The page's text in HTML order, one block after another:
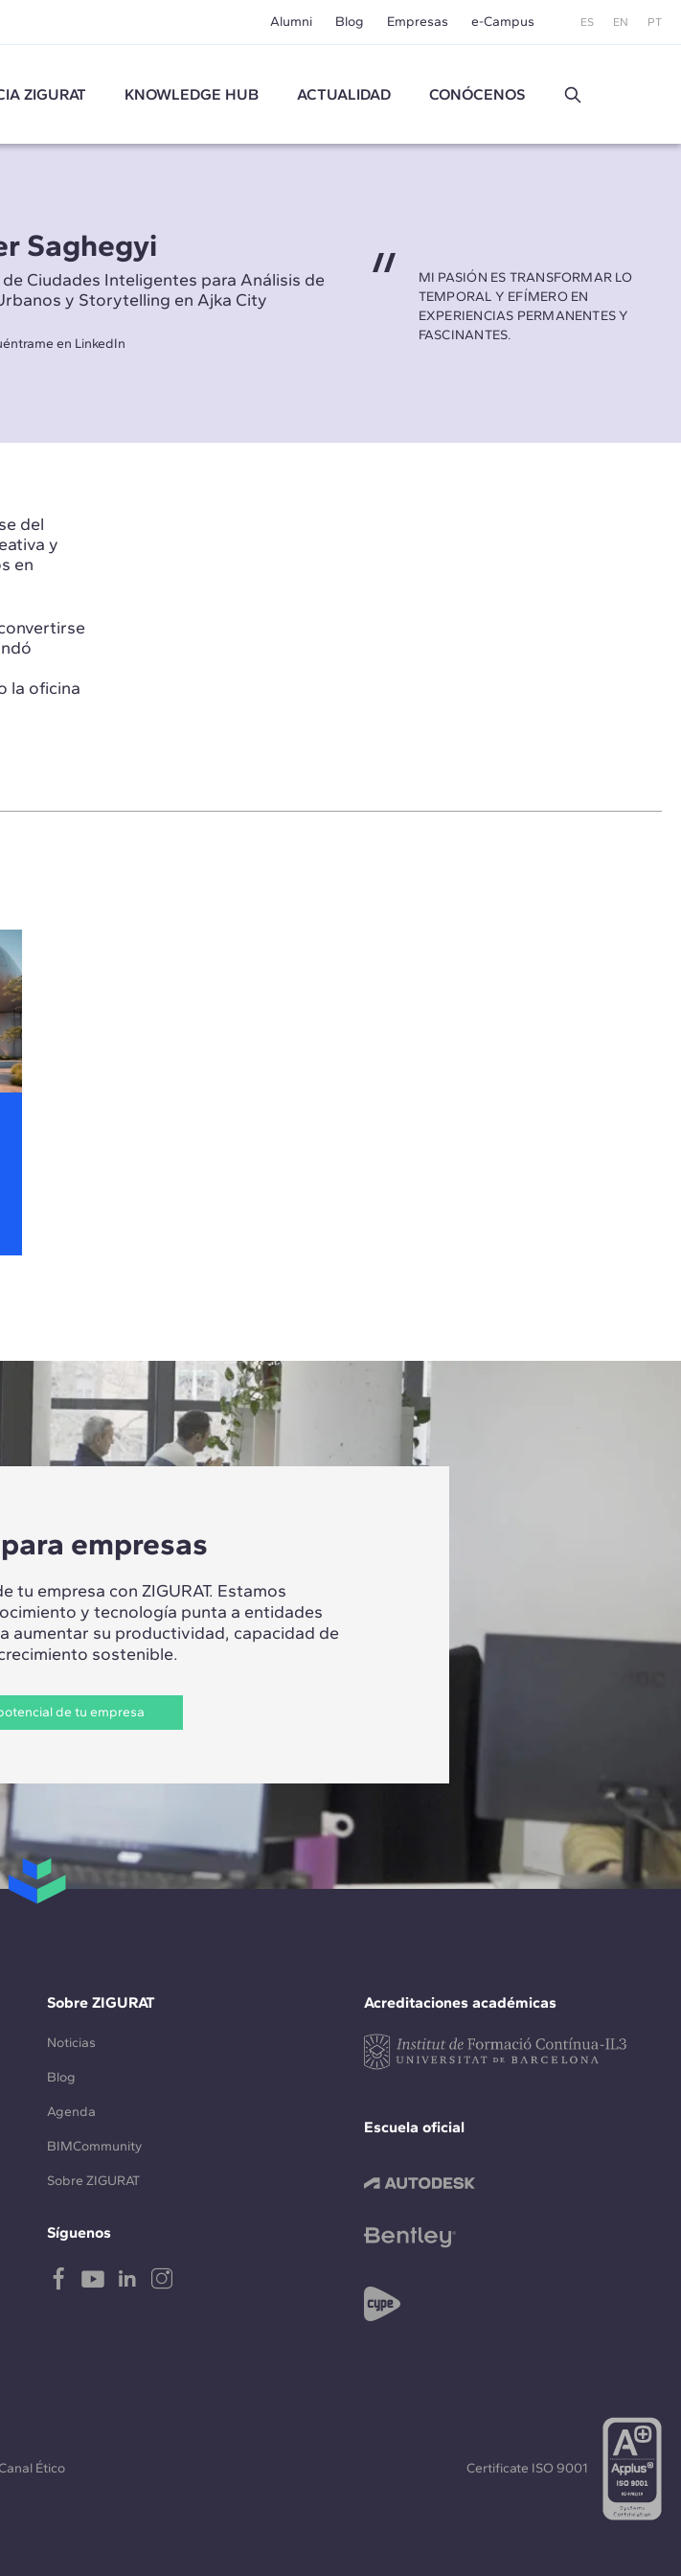
Alumni Blog Empresas e-Campus ES EN PT
ZIGURAT KNOWLEDGE HUB ACTUALIDAD CONÓCENOS
Saghegyi
Ciudades Inteligentes para Análisis de
y Storytelling en Ajka City
en LinkedIn
MI PASIÓN ES TRANSFORMAR LO
TEMPORAL Y EFÍMERO EN
EXPERIENCIAS PERMANENTES Y
FASCINANTES.
del
y
en
la oficina
empresas
tu empresa con ZIGURAT. Estamos
y tecnología punta a entidades
aumentar su productividad, capacidad de
sostenible.
de tu empresa
Acreditaciones académicas
Escuela oficial
Sobre ZIGURAT
Noticias
Blog
Agenda
BIMCommunity
Sobre ZIGURAT
Síguenos
Ético Certificate ISO 9001